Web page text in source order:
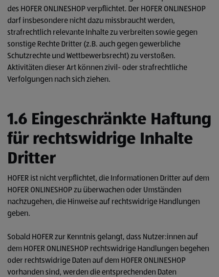
des HOFER ONLINESHOP verpflichtet. Der HOFER ONLINESHOP
darf insbesondere nicht dazu missbraucht werden,
strafrechtlich relevante Inhalte zu verbreiten sowie gegen
sonstige Rechte Dritter (z.B. auch gegen gewerbliche
Schutzrechte und Wettbewerbsrecht) zu verstoßen.
Aktivitäten dieser Art können zivil- oder strafrechtliche
Verfolgungen nach sich ziehen.
1.6 Eingeschränkte Haftung
für rechtswidrige Inhalte
Dritter
HOFER ist nicht verpflichtet, die Informationen Dritter auf dem
HOFER ONLINESHOP zu überwachen oder Umständen
nachzugehen, die Hinweise auf rechtswidrige Handlungen
geben.
Sobald HOFER zur Kenntnis gelangt, dass Nutzer:innen auf
dem HOFER ONLINESHOP rechtswidrige Handlungen begehen
oder rechtswidrige Daten auf dem HOFER ONLINESHOP
vorhanden sind, werden die entsprechenden Daten